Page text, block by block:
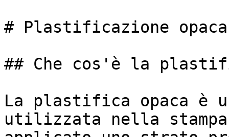
# Plastificazione opaca
## Che cos'è la
La plastifica opaca
utilizzata nella